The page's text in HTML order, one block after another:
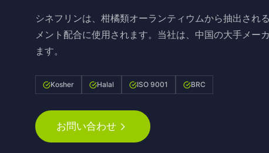
シネフリンは、柑橘類オーランティウムから抽出され
メント配合に使用されます。当社は、中国の大手メー
ます。
Kosher Halal ISO 9001 BRC
お問い合わせ